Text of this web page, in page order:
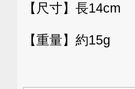
【尺寸】長14cm
【重量】約15g